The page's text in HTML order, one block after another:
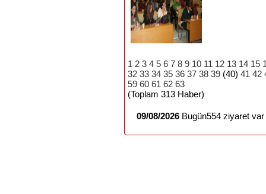
1 2 3 4 5 6 7 8 9 10 11 12 13 14 15
32 33 34 35 36 37 38 39 (40) 41 42
59 60 61 62 63
(Toplam 313 Haber)
09/08/2026 Bugün554 ziyaret